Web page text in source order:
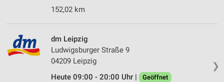
152,02 km
❯
dm Leipzig
Ludwigsburger Straße 9
04209 Leipzig
Heute 09:00 - 20:00 Uhr |
Geöffnet